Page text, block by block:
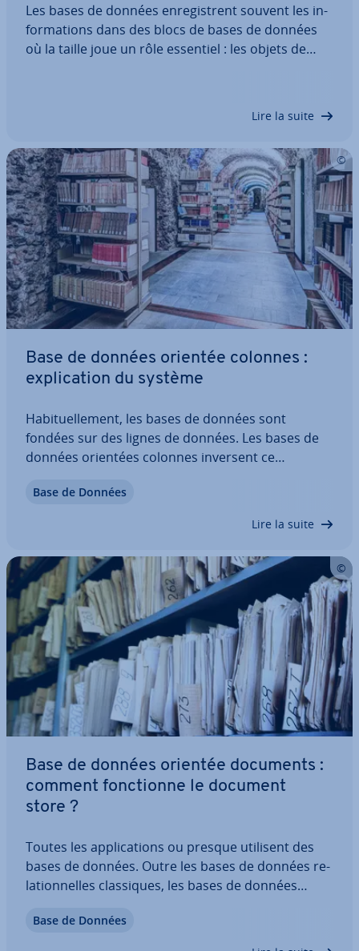
Les bases de données en­re­gistrent souvent les in­
for­ma­tions dans des blocs de bases de données
où la taille joue un rôle essentiel : les objets de
Lire la suite
Base de données orientée colonnes :
ex­pli­ca­tion du système
Ha­bi­tuel­le­ment, les bases de données sont
fondées sur des lignes de données. Les bases de
données orientées colonnes inversent ce
l’une après l’autre, elles sont stockées catégorie
Base de Données
Lire la suite
Base de données orientée documents :
comment fonc­tionne le document
store ?
Toutes les ap­pli­ca­tions ou presque utilisent des
bases de données. Outre les bases de données re­
la­tion­nelles clas­siques, les bases de données
imposées dans le cadre du dé­ve­lop­pe­ment des ap­
Base de Données